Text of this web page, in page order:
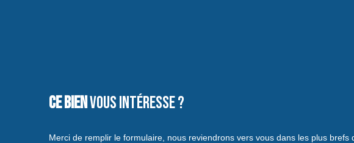
Ce bienvous intéresse ?
Merci de remplir le formulaire, nous reviendrons vers vous dans les plus brefs